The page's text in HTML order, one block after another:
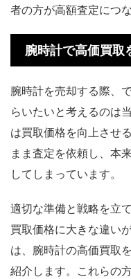
者の方が高額査定につ
腕時計で高価買取
腕時計を売却する際、
らいたいと考えるのは
は買取価格を向上させ
まま査定を依頼し、本
してしまっています。
適切な準備と戦略を立
買取価格に大きな違い
は、腕時計の高価買取
紹介します。これらの